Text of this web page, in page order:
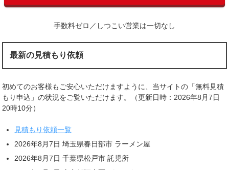
手数料ゼロ／しつこい営業は一切なし
最新の見積もり依頼
初めてのお客様もご安心いただけますように、当サイトの「無料見積
もり申込」の状況をご覧いただけます。（更新日時：2026年8月7日
20時10分）
見積もり依頼一覧
2026年8月7日 埼玉県春日部市 ラーメン屋
2026年8月7日 千葉県松戸市 託児所